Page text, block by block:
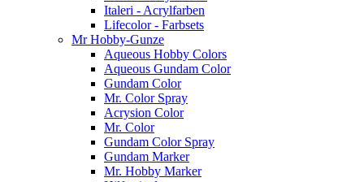
Italeri - Acrylfarben
Lifecolor - Farbsets
Mr Hobby-Gunze
Aqueous Hobby Colors
Aqueous Gundam Color
Gundam Color
Mr. Color Spray
Acrysion Color
Mr. Color
Gundam Color Spray
Gundam Marker
Mr. Hobby Marker